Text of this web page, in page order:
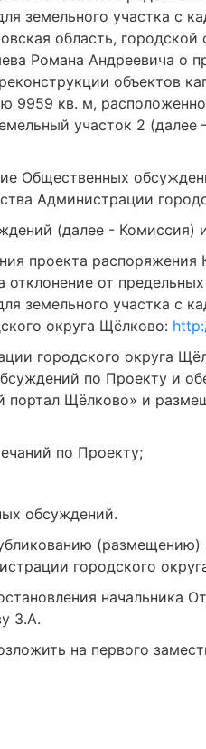
земельного участка с
область,
Романа Андреевича о
объектов
кв. м,
участок 2
Общественных
Администрации
(далее - Комиссия)
проекта распоряжения
от
земельного участка с
округа Щёлково:
городского округа
по Проекту и
Щёлково» и
по Проекту;
обсуждений.
городского
начальника
З.А.
на первого